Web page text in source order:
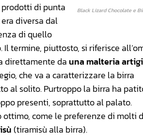
Black Lizard Chocolate e
prodotti di punta
diversa dal
di quello
termine, piuttosto, si riferisce
direttamente da una malteria
che va a caratterizzare la birra
al solito. Purtroppo la birra ha
presenti, soprattutto al palato.
come le preferenze di molti
(tiramisù alla birra).